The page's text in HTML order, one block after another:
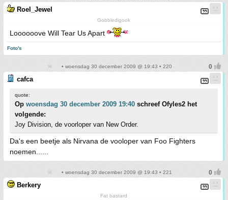
Roel_Jewel
Gobbledigook
Loooooove Will Tear Us Apart
Foto's
• woensdag 30 december 2009 @ 19:43 • 220
cafca
quote:
Op woensdag 30 december 2009 19:40 schreef Ofyles2 het
volgende:
Joy Division, de voorloper van New Order.
Da's een beetje als Nirvana de vooloper van Foo Fighters
noemen......
• woensdag 30 december 2009 @ 19:43 • 221
Berkery
Fat bastard